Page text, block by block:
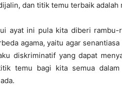
dan titik temu terbaik adalah
ayat ini pula kita diberi
agama, yaitu agar
diskriminatif yang dapat
temu bagi kita semua